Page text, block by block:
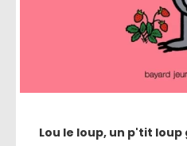
Lou le loup, un p'tit